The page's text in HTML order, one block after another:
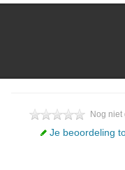
Nog niet
Je beoordeling